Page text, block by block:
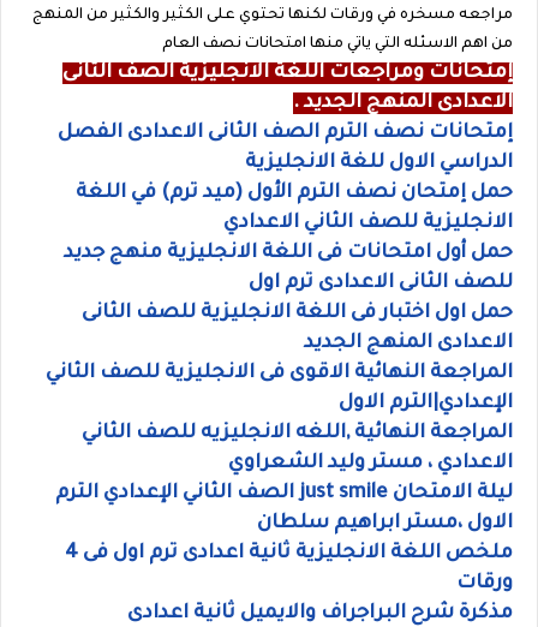
مراجعه مسخره في ورقات لكنها تحتوي على الكثير والكثير من المنهج
من اهم الاسئله التي ياتي منها امتحانات نصف العام
إمتحانات ومراجعات اللغة الانجليزية الصف الثانى
الاعدادى المنهج الجديد .
إمتحانات نصف الترم الصف الثانى الاعدادى الفصل
الدراسي الاول للغة الانجليزية
حمل إمتحان نصف الترم الأول (ميد ترم) في اللغة
الانجليزية للصف الثاني الاعدادي
حمل أول امتحانات فى اللغة الانجليزية منهج جديد
للصف الثانى الاعدادى ترم اول
حمل اول اختبار فى اللغة الانجليزية للصف الثانى
الاعدادى المنهج الجديد
المراجعة النهائية الاقوى فى الانجليزية للصف الثاني
الإعدادي|الترم الاول
المراجعة النهائية ,اللغه الانجليزيه للصف الثاني
الاعدادي ، مستر وليد الشعراوي
ليلة الامتحان just smile الصف الثاني الإعدادي الترم
الاول ،مستر ابراهيم سلطان
ملخص اللغة الانجليزية ثانية اعدادى ترم اول فى 4
ورقات
مذكرة شرح البراجراف والايميل ثانية اعدادى